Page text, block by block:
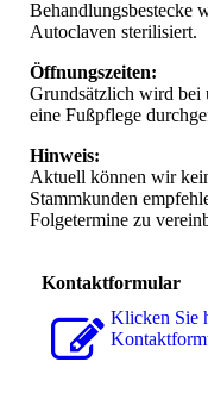
Behandlungsbestecke
Autoclaven sterilisiert.
Öffnungszeiten:
Grundsätzlich wird bei
eine Fußpflege
Hinweis:
Aktuell können wir
Stammkunden
Folgetermine zu
Kontaktformular
Klicken Sie